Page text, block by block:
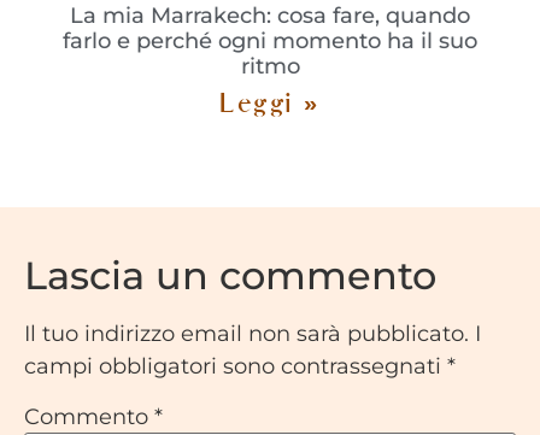
La mia Marrakech: cosa fare, quando
farlo e perché ogni momento ha il suo
ritmo
Leggi »
Lascia un commento
Il tuo indirizzo email non sarà pubblicato. I
campi obbligatori sono contrassegnati *
Commento *